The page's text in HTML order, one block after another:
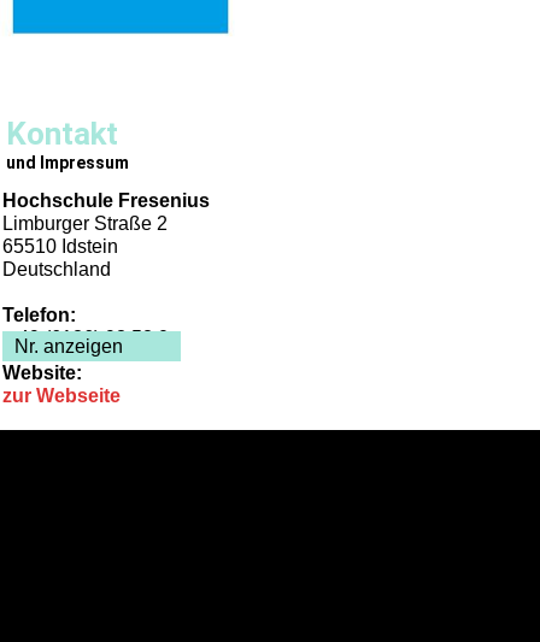
Kontakt
und Impressum
Hochschule Fresenius
Limburger Straße 2
65510 Idstein
Deutschland
Telefon:
+ 49 (6126) 93 52 0
Nr. anzeigen
Website:
zur Webseite